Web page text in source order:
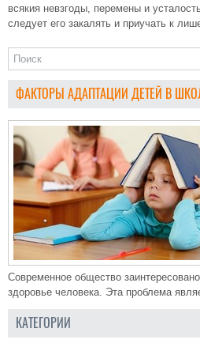
всякия невзгоды, перемены и
следует его закалять и приучать к
ФАКТОРЫ АДАПТАЦИИ ДЕТЕЙ В
Современное общество
здоровье человека. Эта проблема
КАТЕГОРИИ